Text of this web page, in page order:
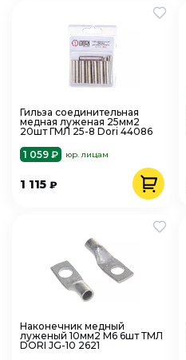
Гильза соединительная
медная луженая 25мм2
20шт ГМЛ 25-8 Dori 44086
1 059 ₽
юр. лицам
1 115 ₽
Наконечник медный
луженый 10мм2 М6 6шт ТМЛ
DORI JG-10 2621